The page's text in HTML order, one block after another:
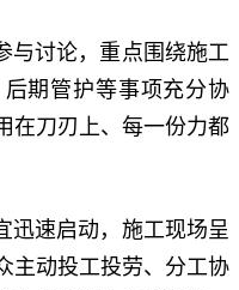
与讨论，重点围绕施工
期管护等事项充分协
在刀刃上、每一份力都
迅速启动，施工现场呈
主动投工投劳、分工协